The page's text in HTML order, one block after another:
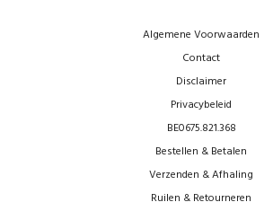
Algemene Voorwaarden
Contact
Disclaimer
Privacybeleid
BE0675.821.368
Bestellen & Betalen
Verzenden & Afhaling
Ruilen & Retourneren